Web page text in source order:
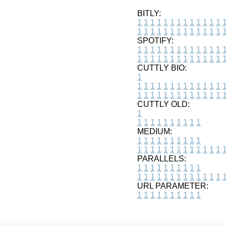
BITLY:
1 1 1 1 1 1 1 1 1 1 1 1 1 1
1 1 1 1 1 1 1 1 1 1 1 1 1 1
SPOTIFY:
1 1 1 1 1 1 1 1 1 1 1 1 1 1
1 1 1 1 1 1 1 1 1 1 1 1 1 1
CUTTLY BIO:
1
1 1 1 1 1 1 1 1 1 1 1 1 1 1
1 1 1 1 1 1 1 1 1 1 1 1 1 1
CUTTLY OLD:
1
1 1 1 1 1 1 1 1 1 1
MEDIUM:
1 1 1 1 1 1 1 1 1 1
1 1 1 1 1 1 1 1 1 1 1 1 1 1
PARALLELS:
1 1 1 1 1 1 1 1 1 1
1 1 1 1 1 1 1 1 1 1 1 1 1 1
URL PARAMETER:
1 1 1 1 1 1 1 1 1 1